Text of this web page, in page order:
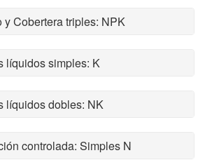
Cobertera triples: NPK
líquidos simples: K
líquidos dobles: NK
controlada: Simples N